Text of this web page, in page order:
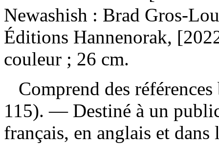
Newashish : Brad Gros-
Éditions Hannenorak,
couleur ; 26 cm.
Comprend des
115). — Destiné à un
français, en anglais et